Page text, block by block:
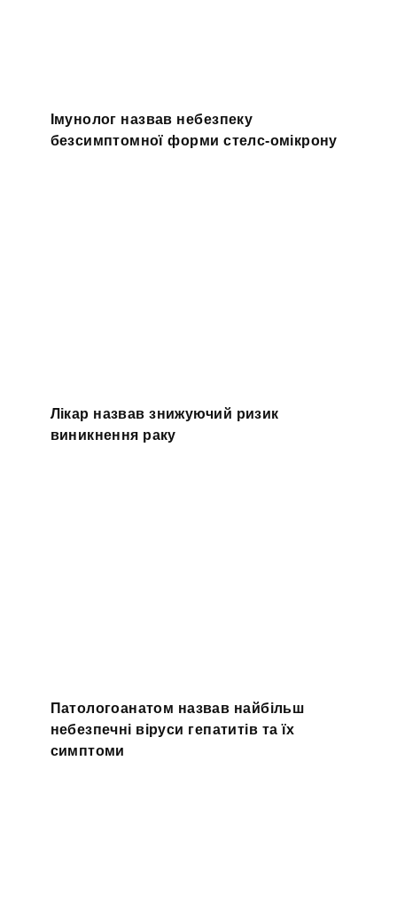
Імунолог назвав небезпеку
безсимптомної форми стелс-омікрону
Лікар назвав знижуючий ризик
виникнення раку
Патологоанатом назвав найбільш
небезпечні віруси гепатитів та їх
симптоми